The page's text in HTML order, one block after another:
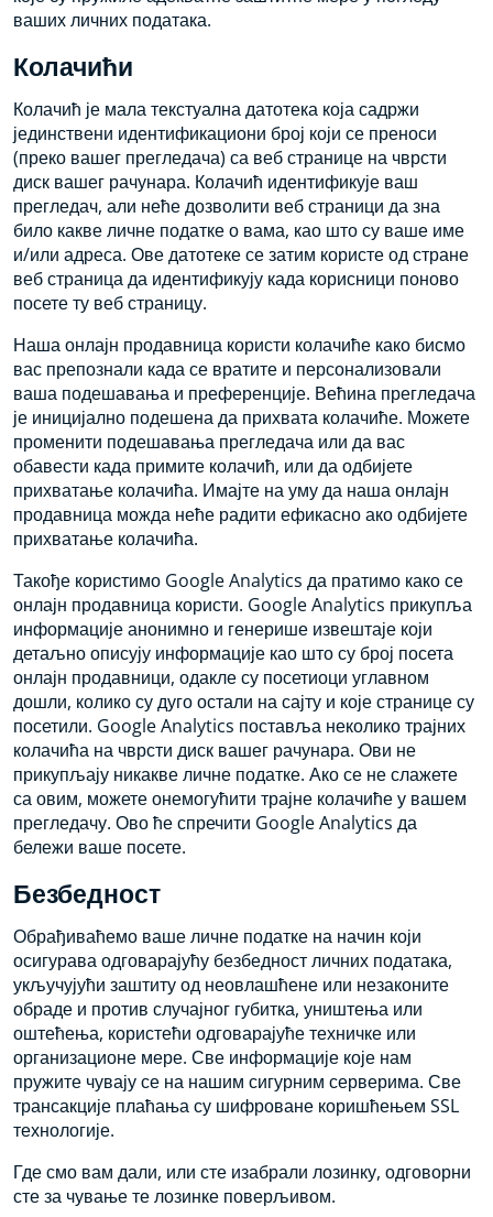
ваших личних података.
Колачићи
Колачић је мала текстуална датотека која садржи
јединствени идентификациони број који се преноси
(преко вашег прегледача) са веб странице на чврсти
диск вашег рачунара. Колачић идентификује ваш
прегледач, али неће дозволити веб страници да зна
било какве личне податке о вама, као што су ваше име
и/или адреса. Ове датотеке се затим користе од стране
веб страница да идентификују када корисници поново
посете ту веб страницу.
Наша онлајн продавница користи колачиће како бисмо
вас препознали када се вратите и персонализовали
ваша подешавања и преференције. Већина прегледача
је иницијално подешена да прихвата колачиће. Можете
променити подешавања прегледача или да вас
обавести када примите колачић, или да одбијете
прихватање колачића. Имајте на уму да наша онлајн
продавница можда неће радити ефикасно ако одбијете
прихватање колачића.
Такође користимо Google Analytics да пратимо како се
онлајн продавница користи. Google Analytics прикупља
информације анонимно и генерише извештаје који
детаљно описују информације као што су број посета
онлајн продавници, одакле су посетиоци углавном
дошли, колико су дуго остали на сајту и које странице су
посетили. Google Analytics поставља неколико трајних
колачића на чврсти диск вашег рачунара. Ови не
прикупљају никакве личне податке. Ако се не слажете
са овим, можете онемогућити трајне колачиће у вашем
прегледачу. Ово ће спречити Google Analytics да
бележи ваше посете.
Безбедност
Обрађиваћемо ваше личне податке на начин који
осигурава одговарајућу безбедност личних података,
укључујући заштиту од неовлашћене или незаконите
обраде и против случајног губитка, уништења или
оштећења, користећи одговарајуће техничке или
организационе мере. Све информације које нам
пружите чувају се на нашим сигурним серверима. Све
трансакције плаћања су шифроване коришћењем SSL
технологије.
Где смо вам дали, или сте изабрали лозинку, одговорни
сте за чување те лозинке поверљивом.